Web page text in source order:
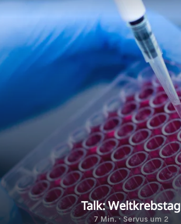
Talk: Weltkrebstag
7 Min. · Servus um 2